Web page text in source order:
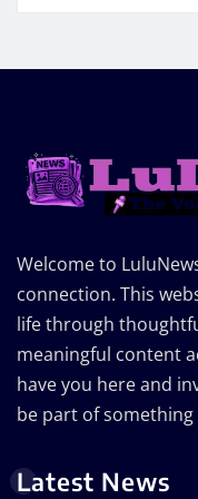
Welcome to
connection. This
life through
meaningful content
have you here and
be part of
Latest News